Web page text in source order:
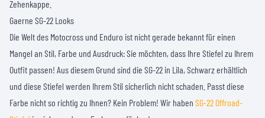
Zehenkappe.
Gaerne SG-22 Looks
Die Welt des Motocross und Enduro ist nicht gerade bekannt für einen
Mangel an Stil, Farbe und Ausdruck: Sie möchten, dass Ihre Stiefel zu Ihrem
Outfit passen! Aus diesem Grund sind die SG-22 in Lila, Schwarz erhältlich
und diese Stiefel werden Ihrem Stil sicherlich nicht schaden. Passt diese
Farbe nicht so richtig zu Ihnen? Kein Problem! Wir haben SG-22 Offroad-